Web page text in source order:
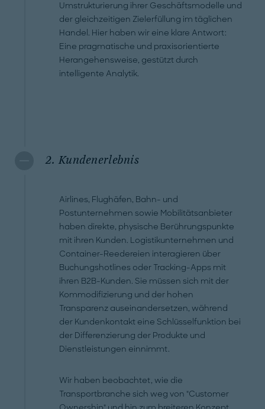
Umstrukturierung ihrer Geschäftsmodelle und
der gleichzeitigen Zielerfüllung im täglichen
Handel. Hier haben wir eine klare Antwort:
Eine pragmatische und praxisorientierte
Herangehensweise, gestützt durch
intelligente Analytik.
2. Kundenerlebnis
Airlines, Flughäfen, Bahn- und
Postunternehmen sowie Mobilitätsanbieter
haben direkte, physische Berührungspunkte
mit ihren Kunden. Logistikunternehmen und
Container-Reedereien interagieren über
Buchungshotlines oder Tracking-Apps mit
ihren B2B-Kunden. Sie müssen sich mit der
Kommodifizierung und der hohen
Transparenz auseinandersetzen, während
der Kundenkontakt eine Schlüsselfunktion bei
der Differenzierung der Produkte und
Dienstleistungen einnimmt.
Wir haben beobachtet, wie die
Transportbranche sich weg von "Customer